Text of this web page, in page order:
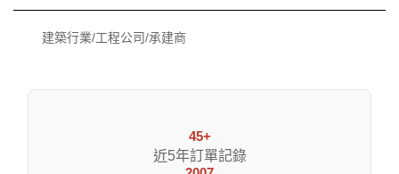
建築行業/工程公司/承建商
45+
近5年訂單記錄